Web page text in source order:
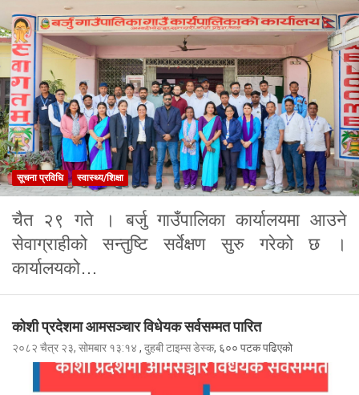
सूचना प्रविधि स्वास्थ्य/शिक्षा
चैत २९ गते । बर्जु गाउँपालिका कार्यालयमा आउने
सेवाग्राहीको सन्तुष्टि सर्वेक्षण सुरु गरेको छ ।
कार्यालयको…
कोशी प्रदेशमा आमसञ्चार विधेयक सर्वसम्मत पारित
२०८२ चैत्र २३, सोमबार १३:१४ , दुहबी टाइम्स डेस्क, ६०० पटक पढिएको